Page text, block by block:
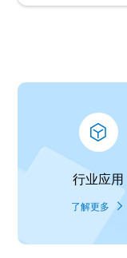
行业应用
了解更多